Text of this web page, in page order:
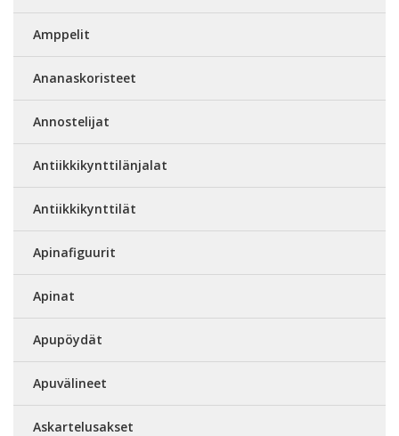
Amppelit
Ananaskoristeet
Annostelijat
Antiikkikynttilänjalat
Antiikkikynttilät
Apinafiguurit
Apinat
Apupöydät
Apuvälineet
Askartelusakset